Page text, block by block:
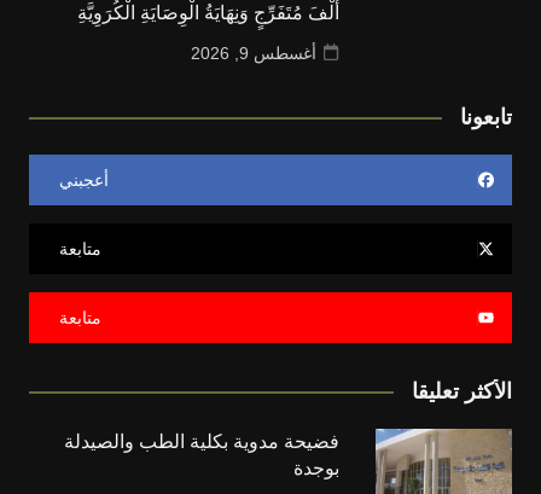
أَلْفَ مُتَفَرِّجٍ وَنِهَايَةُ الْوِصَايَةِ الْكُرَوِيَّةِ
أغسطس 9, 2026
تابعونا
أعجبني
متابعة
متابعة
الأكثر تعليقا
فضيحة مدوية بكلية الطب والصيدلة
بوجدة